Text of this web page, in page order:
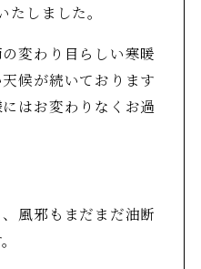
たしました。
変わり目らしい寒暖
候が続いております
はお変わりなくお過
風邪もまだまだ油断